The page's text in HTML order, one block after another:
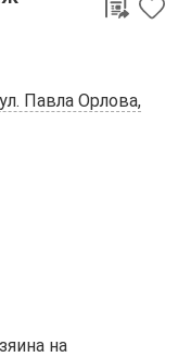
Павла Орлова,
на